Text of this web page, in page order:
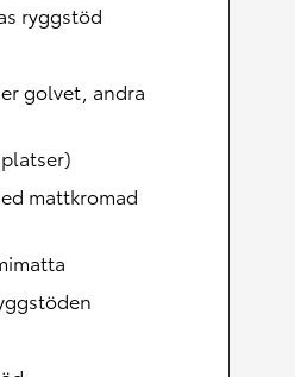
ryggstöd
golvet, andra
mattkromad